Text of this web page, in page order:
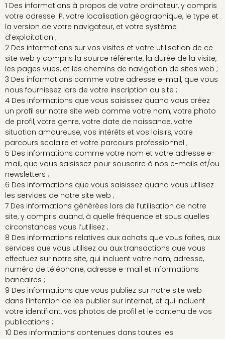
1 Des informations à propos de votre ordinateur, y compris
votre adresse IP, votre localisation géographique, le type et
la version de votre navigateur, et votre système
d’exploitation ;
2 Des informations sur vos visites et votre utilisation de ce
site web y compris la source référente, la durée de la visite,
les pages vues, et les chemins de navigation de sites web ;
3 Des informations comme votre adresse e-mail, que vous
nous fournissez lors de votre inscription au site ;
4 Des informations que vous saisissez quand vous créez
un profil sur notre site web comme votre nom, votre photo
de profil, votre genre, votre date de naissance, votre
situation amoureuse, vos intérêts et vos loisirs, votre
parcours scolaire et votre parcours professionnel ;
5 Des informations comme votre nom et votre adresse e-
mail, que vous saisissez pour souscrire à nos e-mails et/ou
newsletters ;
6 Des informations que vous saisissez quand vous utilisez
les services de notre site web ;
7 Des informations générées lors de l’utilisation de notre
site, y compris quand, à quelle fréquence et sous quelles
circonstances vous l’utilisez ;
8 Des informations relatives aux achats que vous faites, aux
services que vous utilisez ou aux transactions que vous
effectuez sur notre site, qui incluent votre nom, adresse,
numéro de téléphone, adresse e-mail et informations
bancaires ;
9 Des informations que vous publiez sur notre site web
dans l’intention de les publier sur internet, et qui incluent
votre identifiant, vos photos de profil et le contenu de vos
publications ;
10 Des informations contenues dans toutes les